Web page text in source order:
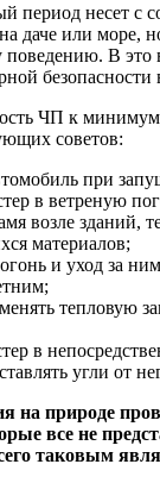
период несет с
даче или море,
поведению. В это
безопасности
ЧП к
советов:
при
в ветреную
возле зданий,
материалов;
и уход за ним
тепловую
в
угли от
на природе
все не
таковым